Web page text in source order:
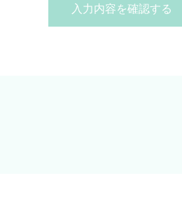
入力内容を確認する